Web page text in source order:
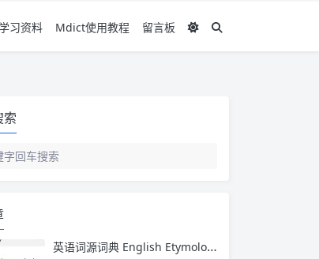
习资料 Mdict使用教程 留言板
索
英语词源词典 English Etymology